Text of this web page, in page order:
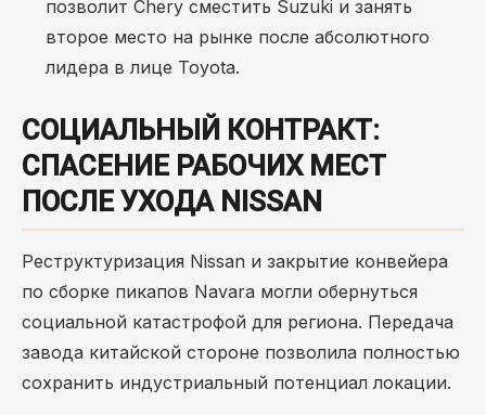
позволит Chery сместить Suzuki и занять
второе место на рынке после абсолютного
лидера в лице Toyota.
СОЦИАЛЬНЫЙ КОНТРАКТ:
СПАСЕНИЕ РАБОЧИХ МЕСТ
ПОСЛЕ УХОДА NISSAN
Реструктуризация Nissan и закрытие конвейера
по сборке пикапов Navara могли обернуться
социальной катастрофой для региона. Передача
завода китайской стороне позволила полностью
сохранить индустриальный потенциал локации.